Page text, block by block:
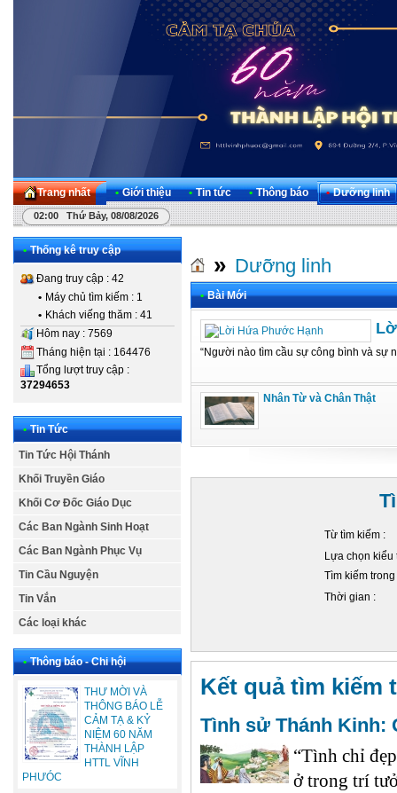
Trang nhất • Giới thiệu • Tin tức • Thông báo • Dưỡng linh
02:00 Thứ Bảy, 08/08/2026
• Thống kê truy cập
Đang truy cập : 42
• Máy chủ tìm kiếm : 1
• Khách viếng thăm : 41
Hôm nay : 7569
Tháng hiện tại : 164476
Tổng lượt truy cập :
37294653
• Tin Tức
Tin Tức Hội Thánh
Khối Truyền Giáo
Khối Cơ Đốc Giáo Dục
Các Ban Ngành Sinh Hoạt
Các Ban Ngành Phục Vụ
Tin Cầu Nguyện
Tin Vắn
Các loại khác
• Thông báo - Chi hội
THƯ MỜI VÀ
THÔNG BÁO LỄ
CẢM TẠ & KỶ
NIỆM 60 NĂM
THÀNH LẬP
HTTL VĨNH
PHƯÓC
» Dưỡng linh
• Bài Mới
“Người nào tìm cầu sự công bình và sự
Nhân Từ và Chân Thật
Từ tìm kiếm :
Lựa chọn kiểu
Tìm kiếm
Thời gian :
Kết quả tìm kiếm
Tình sử Thánh Kinh:
“Tình chỉ
ở trong trí